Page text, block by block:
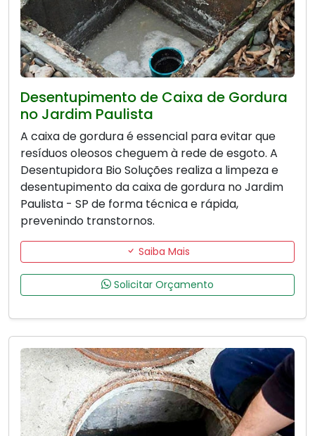
Desentupimento de Caixa de Gordura
no Jardim Paulista
A caixa de gordura é essencial para evitar que
resíduos oleosos cheguem à rede de esgoto. A
Desentupidora Bio Soluções realiza a limpeza e
desentupimento da caixa de gordura no Jardim
Paulista - SP de forma técnica e rápida,
prevenindo transtornos.
Saiba Mais
Solicitar Orçamento